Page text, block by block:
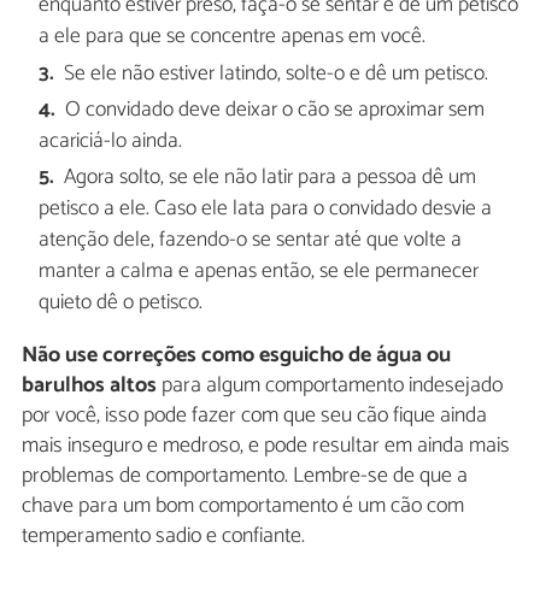
a ele para que se concentre apenas em você.
Se ele não estiver latindo, solte-o e dê um petisco.
O convidado deve deixar o cão se aproximar sem
acariciá-lo ainda.
Agora solto, se ele não latir para a pessoa dê um
petisco a ele. Caso ele lata para o convidado desvie a
atenção dele, fazendo-o se sentar até que volte a
manter a calma e apenas então, se ele permanecer
quieto dê o petisco.
Não use correções como esguicho de água ou
barulhos altos para algum comportamento indesejado
por você, isso pode fazer com que seu cão fique ainda
mais inseguro e medroso, e pode resultar em ainda mais
problemas de comportamento. Lembre-se de que a
chave para um bom comportamento é um cão com
temperamento sadio e confiante.